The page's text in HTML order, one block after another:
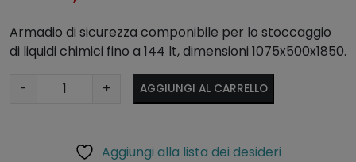
Armadio di sicurezza componibile per lo stoccaggio
di liquidi chimici fino a 144 lt, dimensioni 1075x500x1850.
- + AGGIUNGI AL CARRELLO
Aggiungi alla lista dei desideri